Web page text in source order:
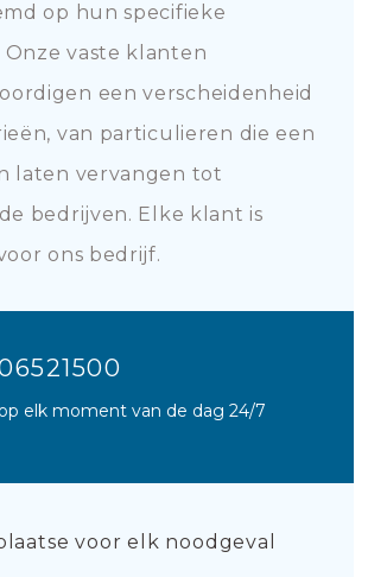
op hun specifieke
vaste klanten
een verscheidenheid
van particulieren die een
laten vervangen tot
bedrijven. Elke klant is
ons bedrijf.
elk moment van de dag 24/7
voor elk noodgeval